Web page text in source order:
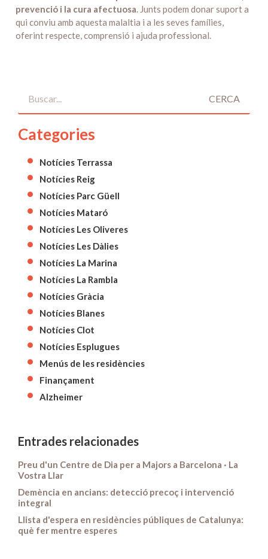
prevenció i la cura afectuosa. Junts podem donar suport a
qui conviu amb aquesta malaltia i a les seves famílies,
oferint respecte, comprensió i ajuda professional.
CERCA
Categories
Notícies Terrassa
Notícies Reig
Notícies Parc Güell
Notícies Mataró
Notícies Les Oliveres
Notícies Les Dàlies
Notícies La Marina
Notícies La Rambla
Notícies Gràcia
Notícies Blanes
Notícies Clot
Notícies Esplugues
Menús de les residències
Finançament
Alzheimer
Entrades relacionades
Preu d'un Centre de Dia per a Majors a Barcelona · La
Vostra Llar
Demència en ancians: detecció precoç i intervenció
integral
Llista d'espera en residències públiques de Catalunya:
què fer mentre esperes